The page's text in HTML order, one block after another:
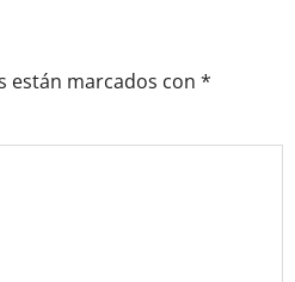
están marcados con *